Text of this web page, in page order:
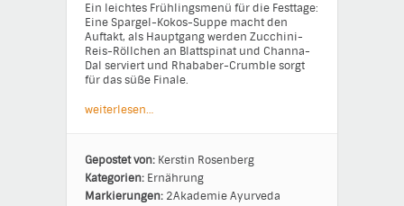
Ein leichtes Frühlingsmenü für die Festtage:
Eine Spargel-Kokos-Suppe macht den
Auftakt, als Hauptgang werden Zucchini-
Reis-Röllchen an Blattspinat und Channa-
Dal serviert und Rhababer-Crumble sorgt
für das süße Finale.
weiterlesen…
Gepostet von: Kerstin Rosenberg
Kategorien: Ernährung
Markierungen: 2AkademieAyurveda